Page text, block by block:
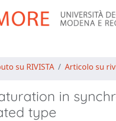
su RIVISTA Articolo su
in
type